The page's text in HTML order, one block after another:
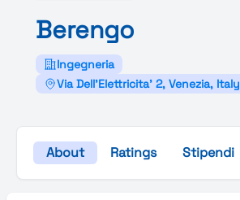
Berengo
Ingegneria
Via Dell'Elettricita' 2, Venezia, Italy
About Ratings Stipendi